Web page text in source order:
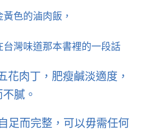
色的滷肉飯，
灣味道那本書裡的一段話
花肉丁，肥瘦鹹淡適度，
膩。
足而完整，可以毋需任何